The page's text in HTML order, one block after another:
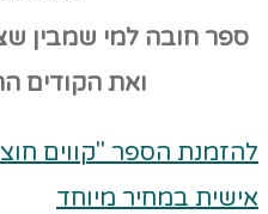
ספר חובה למי שמבין
ואת הקודים
להזמנת הספר "קווים
אישית במחיר מיוחד